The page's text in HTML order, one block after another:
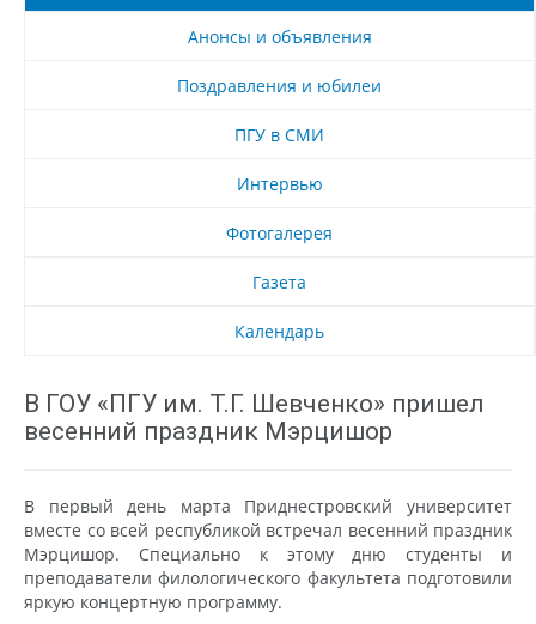
Анонсы и объявления
Поздравления и юбилеи
ПГУ в СМИ
Интервью
Фотогалерея
Газета
Календарь
В ГОУ «ПГУ им. Т.Г. Шевченко» пришел
весенний праздник Мэрцишор
В первый день марта Приднестровский университет
вместе со всей республикой встречал весенний праздник
Мэрцишор. Специально к этому дню студенты и
преподаватели филологического факультета подготовили
яркую концертную программу.